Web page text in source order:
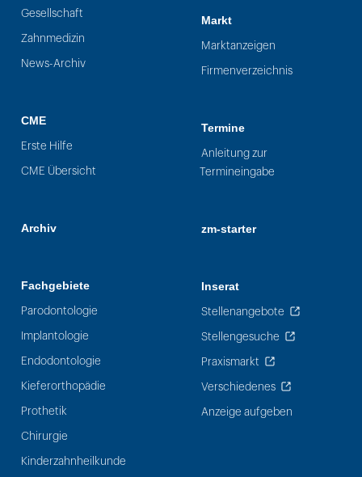
Gesellschaft
Zahnmedizin
News-Archiv
CME
Erste Hilfe
CME Übersicht
Archiv
Fachgebiete
Parodontologie
Implantologie
Endodontologie
Kieferorthopädie
Prothetik
Chirurgie
Kinderzahnheilkunde
Markt
Marktanzeigen
Firmenverzeichnis
Termine
Anleitung zur
Termineingabe
zm-starter
Inserat
Stellenangebote
Stellengesuche
Praxismarkt
Verschiedenes
Anzeige aufgeben